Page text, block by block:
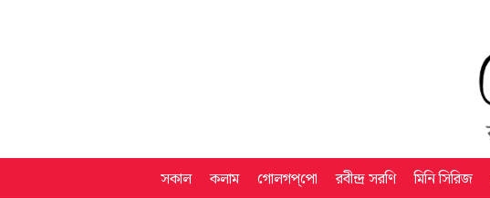
সকাল কলাম গোলগপ্‌পো রবীন্দ্র সরণি মিনি সিরিজ